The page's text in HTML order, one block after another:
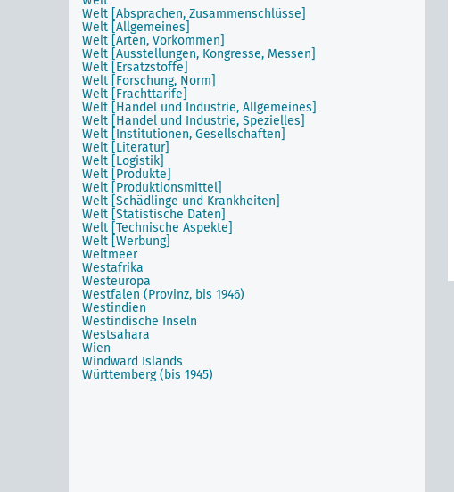
Welt [Absprachen, Zusammenschlüsse]
Welt [Allgemeines]
Welt [Arten, Vorkommen]
Welt [Ausstellungen, Kongresse, Messen]
Welt [Ersatzstoffe]
Welt [Forschung, Norm]
Welt [Frachttarife]
Welt [Handel und Industrie, Allgemeines]
Welt [Handel und Industrie, Spezielles]
Welt [Institutionen, Gesellschaften]
Welt [Literatur]
Welt [Logistik]
Welt [Produkte]
Welt [Produktionsmittel]
Welt [Schädlinge und Krankheiten]
Welt [Statistische Daten]
Welt [Technische Aspekte]
Welt [Werbung]
Weltmeer
Westafrika
Westeuropa
Westfalen (Provinz, bis 1946)
Westindien
Westindische Inseln
Westsahara
Wien
Windward Islands
Württemberg (bis 1945)